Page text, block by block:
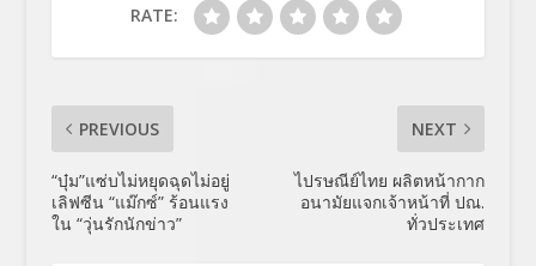
RATE:
PREVIOUS
“บุ๋ม”แซ่บไม่หยุดฉุดไม่อยู่
เลิฟซีน “แม๊กซ์” ร้อนแรง
ใน “วุ่นรักนักข่าว”
NEXT
ไปรษณีย์ไทย ผลิตหน้ากาก
อนามัยแจกเจ้าหน้าที่ ปณ.
ทั่วประเทศ